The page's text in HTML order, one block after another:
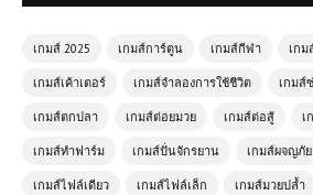
เกมส์ 2025 เกมส์การ์ตูน เกมส์กีฬา เกม
เกมส์เค้าเตอร์ เกมส์จำลองการใช้ชีวิต เกมส์
เกมส์ตกปลา เกมส์ต่อยมวย เกมส์ต่อสู้ เ
เกมส์ทำฟาร์ม เกมส์ปั่นจักรยาน เกมส์ผจญภัย
เกมส์ไฟล์เดียว เกมส์ไฟล์เล็ก เกมส์มวยปล้ำ
Sunbreak | Free Download
สัมผัสชีวิตในจักรวรรดิโรมัน